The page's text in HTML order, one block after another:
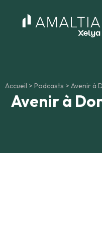
Accueil > Podcasts > Avenir à
Avenir à